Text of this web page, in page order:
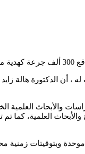
أن الدكتورة هالة
والأبحاث العلمية
العلمية، كما
وبتوقيتات زمنية